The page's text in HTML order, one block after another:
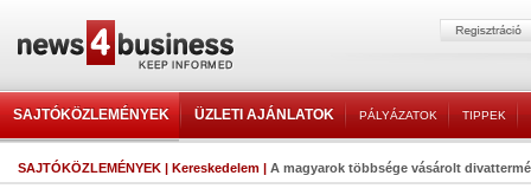
SAJTÓKÖZLEMÉNYEK ÜZLETI AJÁNLATOK PÁLYÁZATOK TIPPEK
SAJTÓKÖZLEMÉNYEK | Kereskedelem | A magyarok többsége vásárolt